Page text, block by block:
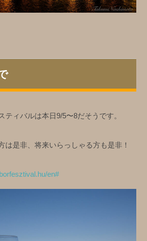
ティバルは本日9/5〜8だそうです。
は是非、将来いらっしゃる方も是非！
en#